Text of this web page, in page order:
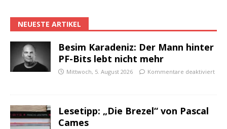
NEUESTE ARTIKEL
Besim Karadeniz: Der Mann hinter
PF-Bits lebt nicht mehr
Mittwoch, 5. August 2026 Kommentare deaktiviert
Lesetipp: „Die Brezel“ von Pascal
Cames